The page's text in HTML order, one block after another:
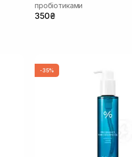
пробіотиками
350₴
-35%